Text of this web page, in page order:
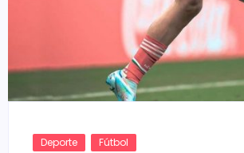
Deporte Fútbol